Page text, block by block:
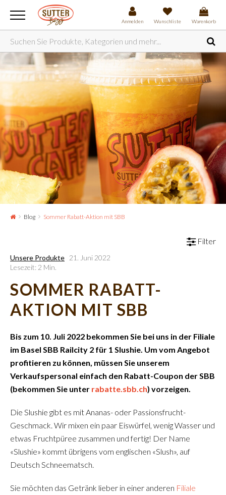
Anmelden Wunschliste Warenkorb
Blog Sommer Rabatt-Aktion mit SBB
Filter
Unsere Produkte 21. Juni 2022
Lesezeit: 2 Min.
SOMMER RABATT-
AKTION MIT SBB
Bis zum 10. Juli 2022 bekommen Sie bei uns in der Filiale
im Basel SBB Railcity 2 für 1 Slushie. Um vom Angebot
profitieren zu können, müssen Sie unserem
Verkaufspersonal einfach den Rabatt-Coupon der SBB
(bekommen Sie unter rabatte.sbb.ch) vorzeigen.
Die Slushie gibt es mit Ananas- oder Passionsfrucht-
Geschmack. Wir mixen ein paar Eiswürfel, wenig Wasser und
etwas Fruchtpüree zusammen und fertig! Der Name
«Slushie» kommt übrigens vom englischen «Slush», auf
Deutsch Schneematsch.
Sie möchten das Getränk lieber in einer anderen Filiale